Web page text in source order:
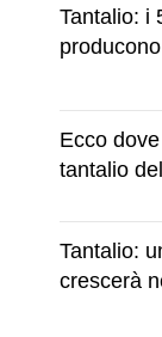
Tantalio: i
Ecco
tantalio
Tantalio:
crescerà